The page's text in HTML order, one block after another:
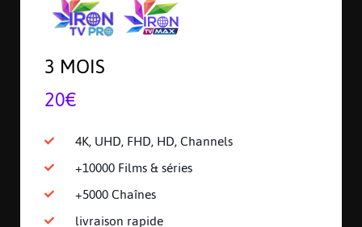
3 MOIS
20€
4K, UHD, FHD, HD, Channels
+10000 Films & séries
+5000 Chaînes
livraison rapide